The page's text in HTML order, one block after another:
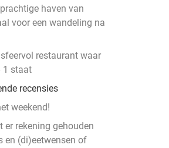
haven van
voor een wandeling na
restaurant waar
1 staat
recensies
weekend!
er rekening gehouden
en (di)eetwensen of